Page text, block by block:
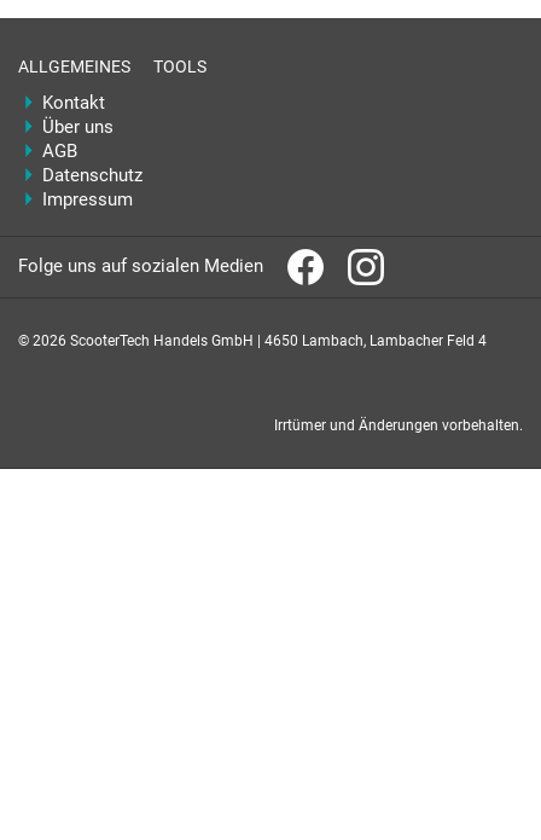
ALLGEMEINES
Kontakt
Über uns
AGB
Datenschutz
Impressum
TOOLS
Folge uns auf sozialen Medien
© 2026 ScooterTech Handels GmbH | 4650 Lambach, Lambacher Feld 4
Irrtümer und Änderungen vorbehalten.